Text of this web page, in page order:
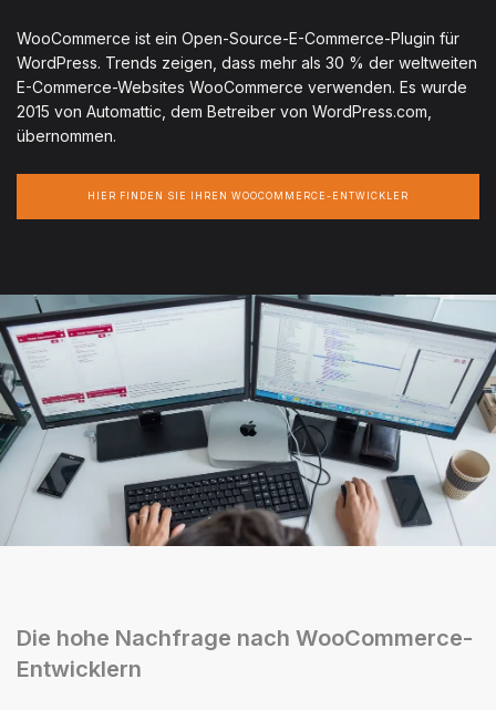
WooCommerce ist ein Open-Source-E-Commerce-Plugin für
WordPress. Trends zeigen, dass mehr als 30 % der weltweiten
E-Commerce-Websites WooCommerce verwenden. Es wurde
2015 von Automattic, dem Betreiber von WordPress.com,
übernommen.
HIER FINDEN SIE IHREN WOOCOMMERCE-ENTWICKLER
Die hohe Nachfrage nach WooCommerce-
Entwicklern